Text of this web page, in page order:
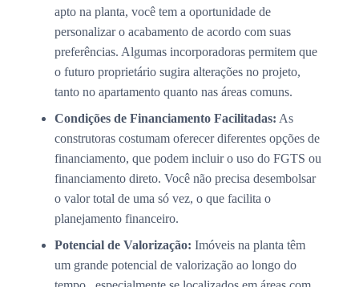
apto na planta, você tem a oportunidade de
personalizar o acabamento de acordo com suas
preferências. Algumas incorporadoras permitem que
o futuro proprietário sugira alterações no projeto,
tanto no apartamento quanto nas áreas comuns.
Condições de Financiamento Facilitadas: As
construtoras costumam oferecer diferentes opções de
financiamento, que podem incluir o uso do FGTS ou
financiamento direto. Você não precisa desembolsar
o valor total de uma só vez, o que facilita o
planejamento financeiro.
Potencial de Valorização: Imóveis na planta têm
um grande potencial de valorização ao longo do